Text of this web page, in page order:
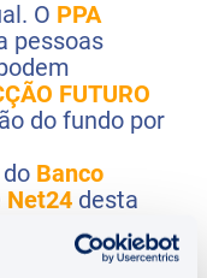
O PPA
pessoas
FUTURO
do fundo por
Banco
Net24 desta